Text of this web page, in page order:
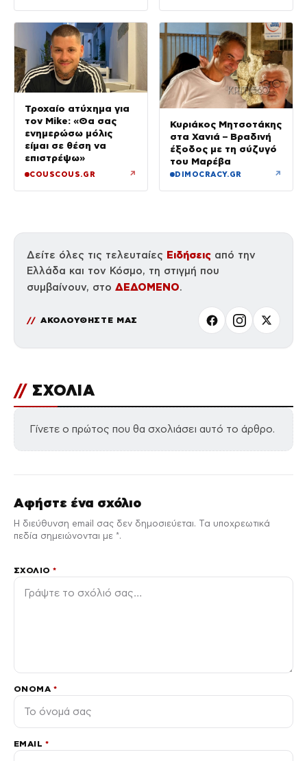
Τροχαίο ατύχημα για
τον Mike: «Θα σας
ενημερώσω μόλις
είμαι σε θέση να
επιστρέψω»
COUSCOUS.GR ↗
Κυριάκος Μητσοτάκης
στα Χανιά – Βραδινή
έξοδος με τη σύζυγό
του Μαρέβα
DIMOCRACY.GR ↗
Δείτε όλες τις τελευταίες Ειδήσεις από την
Ελλάδα και τον Κόσμο, τη στιγμή που
συμβαίνουν, στο ΔΕΔΟΜΕΝΟ.
ΑΚΟΛΟΥΘΗΣΤΕ ΜΑΣ
// ΣΧΟΛΙΑ
Γίνετε ο πρώτος που θα σχολιάσει αυτό το άρθρο.
Αφήστε ένα σχόλιο
Η διεύθυνση email σας δεν δημοσιεύεται. Τα υποχρεωτικά
πεδία σημειώνονται με *.
ΣΧΌΛΙΟ*
ΌΝΟΜΑ *
EMAIL *